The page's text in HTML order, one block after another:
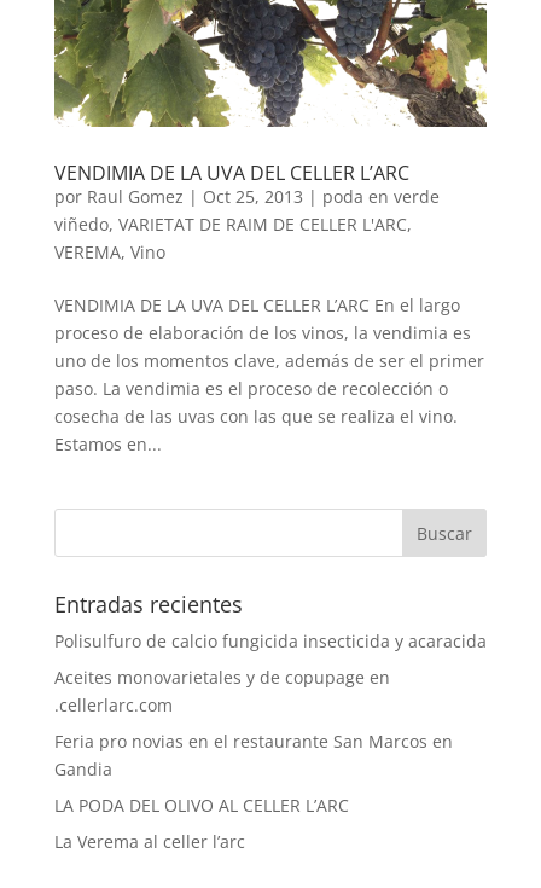
VENDIMIA DE LA UVA DEL CELLER L’ARC
por Raul Gomez | Oct 25, 2013 | poda en verde
viñedo, VARIETAT DE RAIM DE CELLER L'ARC,
VEREMA, Vino
VENDIMIA DE LA UVA DEL CELLER L’ARC En el largo
proceso de elaboración de los vinos, la vendimia es
uno de los momentos clave, además de ser el primer
paso. La vendimia es el proceso de recolección o
cosecha de las uvas con las que se realiza el vino.
Estamos en...
Entradas recientes
Polisulfuro de calcio fungicida insecticida y acaracida
Aceites monovarietales y de copupage en
.cellerlarc.com
Feria pro novias en el restaurante San Marcos en
Gandia
LA PODA DEL OLIVO AL CELLER L’ARC
La Verema al celler l’arc